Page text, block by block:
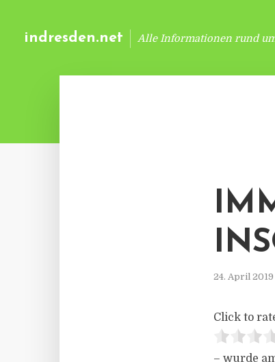
indresden.net Alle Informationen rund
24. April 2019
Click to
– wurde